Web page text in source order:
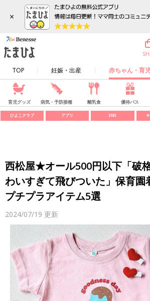
×
TOP 妊娠・出産 赤ちゃん・育
育児グッズ 病気・予防接種 離乳食 優待パス
ひよこクラブ アプリ SNS
西松屋★オール500円以下「破
わいすぎて飛びついた」保育園
プチプラアイテム5選
2024/07/19 更新